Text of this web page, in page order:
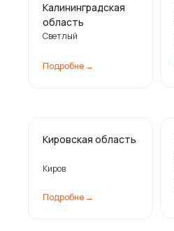
Калининградская
область
Светлый
Подробне ㅤ→
Кировская область
Киров
Подробне ㅤ→